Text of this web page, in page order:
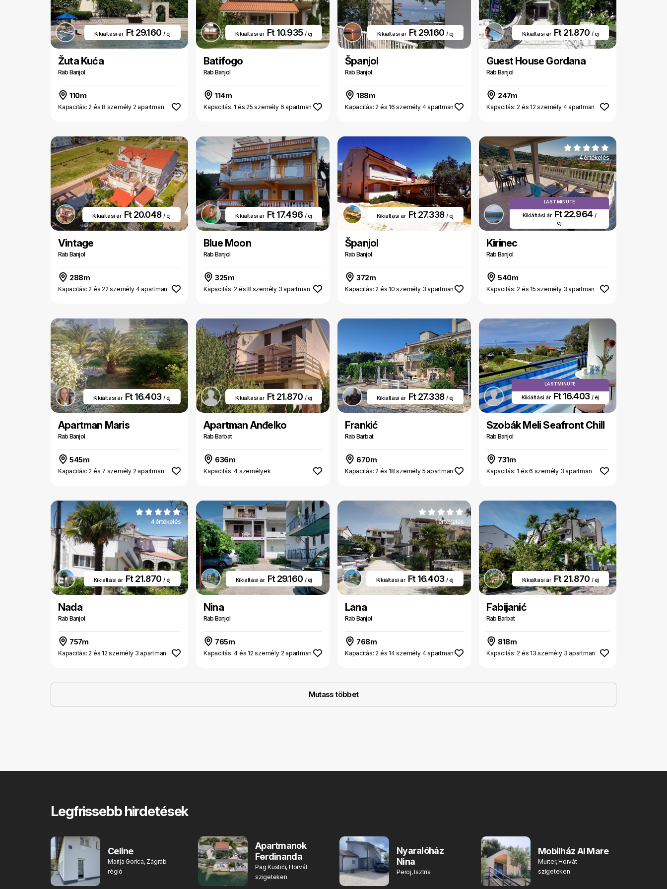
Kikiáltási ár Ft 29.160 / éj
Žuta Kuća
Rab Banjol
110m
Kapacitás: 2 és 8 személy 2 apartman
Kikiáltási ár Ft 10.935 / éj
Batifogo
Rab Banjol
114m
Kapacitás: 1 és 25 személy 6 apartman
Kikiáltási ár Ft 29.160 / éj
Španjol
Rab Banjol
188m
Kapacitás: 2 és 16 személy 4 apartman
Kikiáltási ár Ft 21.870 / éj
Guest House Gordana
Rab Banjol
247m
Kapacitás: 2 és 12 személy 4 apartman
Kikiáltási ár Ft 20.048 / éj
Vintage
Rab Banjol
288m
Kapacitás: 2 és 22 személy 4 apartman
Kikiáltási ár Ft 17.496 / éj
Blue Moon
Rab Banjol
325m
Kapacitás: 2 és 8 személy 3 apartman
Kikiáltási ár Ft 27.338 / éj
Španjol
Rab Banjol
372m
Kapacitás: 2 és 10 személy 3 apartman
4 értékelés
LAST MINUTE
Kikiáltási ár Ft 22.964 /
éj
Kirinec
Rab Banjol
540m
Kapacitás: 2 és 15 személy 3 apartman
Kikiáltási ár Ft 16.403 / éj
Apartman Maris
Rab Banjol
545m
Kapacitás: 2 és 7 személy 2 apartman
Kikiáltási ár Ft 21.870 / éj
Apartman Anđelko
Rab Barbat
636m
Kapacitás: 4 személyek
Kikiáltási ár Ft 27.338 / éj
Frankić
Rab Barbat
670m
Kapacitás: 2 és 18 személy 5 apartman
LAST MINUTE
Kikiáltási ár Ft 16.403 / éj
Szobák Meli Seafront Chill
Rab Banjol
731m
Kapacitás: 1 és 6 személy 3 apartman
4 értékelés
Kikiáltási ár Ft 21.870 / éj
Nada
Rab Banjol
757m
Kapacitás: 2 és 12 személy 3 apartman
Kikiáltási ár Ft 29.160 / éj
Nina
Rab Banjol
765m
Kapacitás: 4 és 12 személy 2 apartman
1 értékelés
Kikiáltási ár Ft 16.403 / éj
Lana
Rab Banjol
768m
Kapacitás: 2 és 14 személy 4 apartman
Kikiáltási ár Ft 21.870 / éj
Fabijanić
Rab Barbat
818m
Kapacitás: 2 és 13 személy 3 apartman
Mutass többet
Legfrissebb hirdetések
Celine
Marija Gorica, Zágráb
régió
Apartmanok
Ferdinanda
Pag Kustići, Horvát
szigeteken
Nyaralóház
Nina
Peroj, Isztria
Mobilház Al Mare
Murter, Horvát
szigeteken